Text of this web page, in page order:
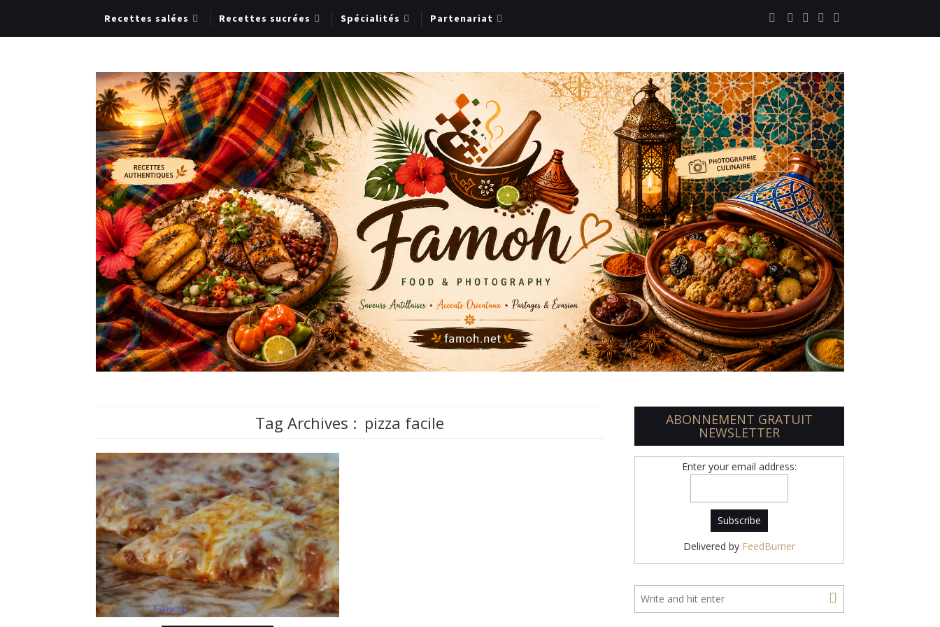
Recettes salées Recettes sucrées Spécialités Partenariat
Tag Archives : pizza facile ABONNEMENT GRATUIT
NEWSLETTER
Enter your email address:
Delivered by FeedBurner